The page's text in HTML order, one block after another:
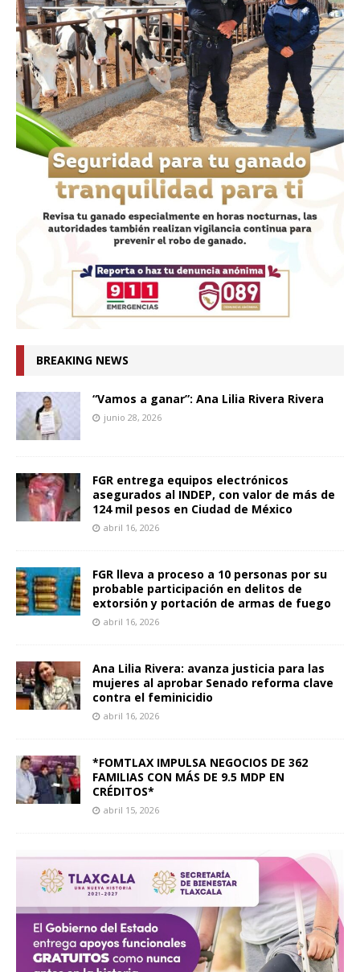
BREAKING NEWS
“Vamos a ganar”: Ana Lilia Rivera Rivera
junio 28, 2026
FGR entrega equipos electrónicos
asegurados al INDEP, con valor de más de
124 mil pesos en Ciudad de México
abril 16, 2026
FGR lleva a proceso a 10 personas por su
probable participación en delitos de
extorsión y portación de armas de fuego
abril 16, 2026
Ana Lilia Rivera: avanza justicia para las
mujeres al aprobar Senado reforma clave
contra el feminicidio
abril 16, 2026
*FOMTLAX IMPULSA NEGOCIOS DE 362
FAMILIAS CON MÁS DE 9.5 MDP EN
CRÉDITOS*
abril 15, 2026